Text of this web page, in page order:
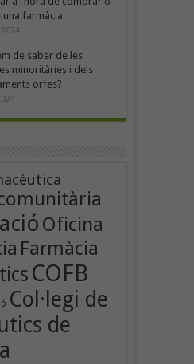
una farmàcia
de saber de les
minoritàries i dels
orfes?
Oficina
Farmàcia
COFB
Col·legi de
de